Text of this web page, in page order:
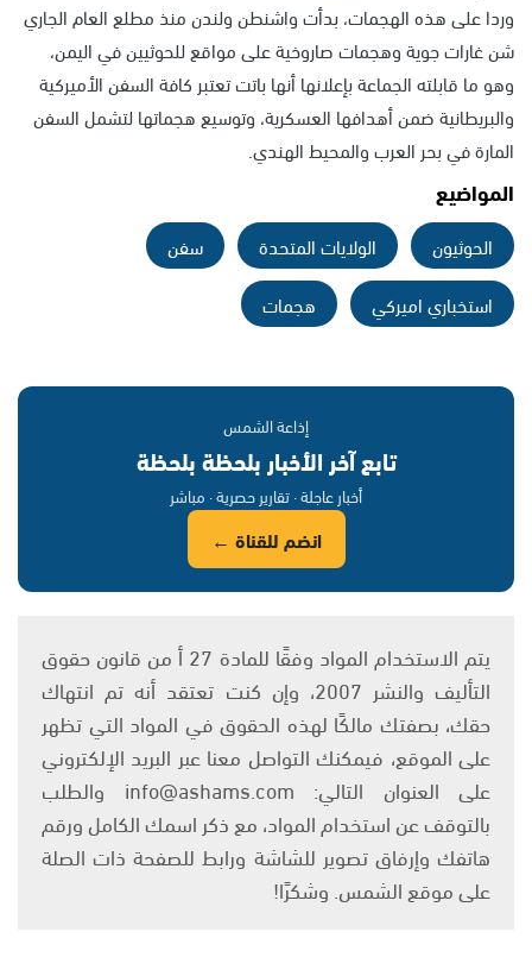
وردا على هذه الهجمات، بدأت واشنطن ولندن منذ مطلع العام الجاري
شن غارات جوية وهجمات صاروخية على مواقع للحوثيين في اليمن،
وهو ما قابلته الجماعة بإعلانها أنها باتت تعتبر كافة السفن الأميركية
والبريطانية ضمن أهدافها العسكرية، وتوسيع هجماتها لتشمل السفن
المارة في بحر العرب والمحيط الهندي.
المواضيع
الحوثيون الولايات المتحدة
سفن
استخباري اميركي
هجمات
إذاعة الشمس
تابع آخر الأخبار بلحظة بلحظة
أخبار عاجلة · تقارير حصرية · مباشر
انضم للقناة ←
يتم الاستخدام المواد وفقًا للمادة 27 أ من قانون حقوق
التأليف والنشر 2007، وإن كنت تعتقد أنه تم انتهاك
حقك، بصفتك مالكًا لهذه الحقوق في المواد التي تظهر
على الموقع، فيمكنك التواصل معنا عبر البريد الإلكتروني
على العنوان التالي: info@ashams.com والطلب
بالتوقف عن استخدام المواد، مع ذكر اسمك الكامل ورقم
هاتفك وإرفاق تصوير للشاشة ورابط للصفحة ذات الصلة
على موقع الشمس. وشكرًا!